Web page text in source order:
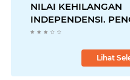
NILAI KEHILANGAN
INDEPENDENSI.
PENEMBOKAN
Lihat